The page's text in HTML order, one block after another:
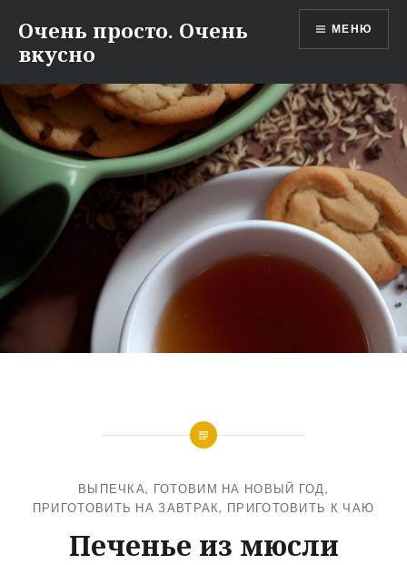
содержимому
Очень просто. Очень
вкусно
МЕНЮ
ВЫПЕЧКА, ГОТОВИМ НА НОВЫЙ ГОД,
ПРИГОТОВИТЬ НА ЗАВТРАК, ПРИГОТОВИТЬ К ЧАЮ
Печенье из мюсли